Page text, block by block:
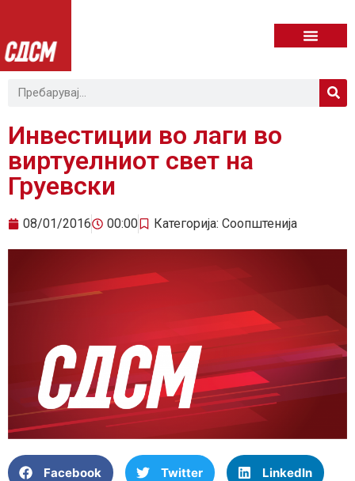
Инвестиции во лаги во
виртуелниот свет на
Груевски
08/01/2016 00:00 Категорија: Соопштенија
Facebook Twitter LinkedIn